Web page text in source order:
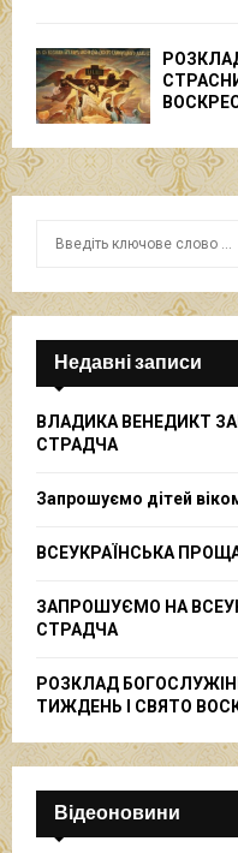
r
f
r
Недавні записи
ВЛАДИКА ВЕНЕДИКТ
СТРАДЧА
Запрошуємо дітей
ВСЕУКРАЇНСЬКА
ЗАПРОШУЄМО НА
СТРАДЧА
РОЗКЛАД
ТИЖДЕНЬ І СВЯТО
Відеоновини